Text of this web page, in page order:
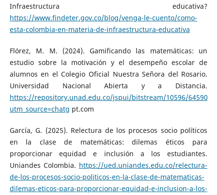
Infraestructura educativa?
https://www.findeter.gov.co/blog/venga-le-cuento/como-
esta-colombia-en-materia-de-infraestructura-educativa
Flórez, M. M. (2024). Gamificando las matemáticas: un
estudio sobre la motivación y el desempeño escolar de
alumnos en el Colegio Oficial Nuestra Señora del Rosario.
Universidad Nacional Abierta y a Distancia.
https://repository.unad.edu.co/jspui/bitstream/10596/64590/
utm_source=chatg pt.com
García, G. (2025). Relectura de los procesos socio políticos
en la clase de matemáticas: dilemas éticos para
proporcionar equidad e inclusión a los estudiantes.
Uniandes Colombia. https://ued.uniandes.edu.co/relectura-
de-los-procesos-socio-politicos-en-la-clase-de-matematicas-
dilemas-eticos-para-proporcionar-equidad-e-inclusion-a-los-